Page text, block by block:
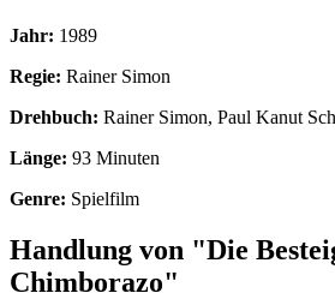
Jahr: 1989
Regie: Rainer Simon
Drehbuch: Rainer Simon, Paul Kanut
Länge: 93 Minuten
Genre: Spielfilm
Handlung von "Die
Chimborazo"